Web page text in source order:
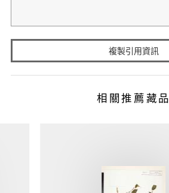
複製引用資訊
相關推薦藏品